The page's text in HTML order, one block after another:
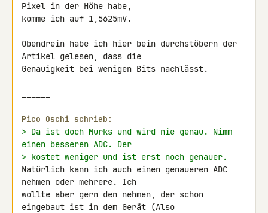
Pixel in der Höhe habe,
komme ich auf 1,5625mV.
Obendrein habe ich hier bein durchstöbern der
Artikel gelesen, dass die
Genauigkeit bei wenigen Bits nachlässt.
Pico Oschi schrieb:
> Da ist doch Murks und wird nie genau. Nimm
einen besseren ADC. Der
> kostet weniger und ist erst noch genauer.
Natürlich kann ich auch einen genaueren ADC
nehmen oder mehrere. Ich
wollte aber gern den nehmen, der schon
eingebaut ist in dem Gerät (Also